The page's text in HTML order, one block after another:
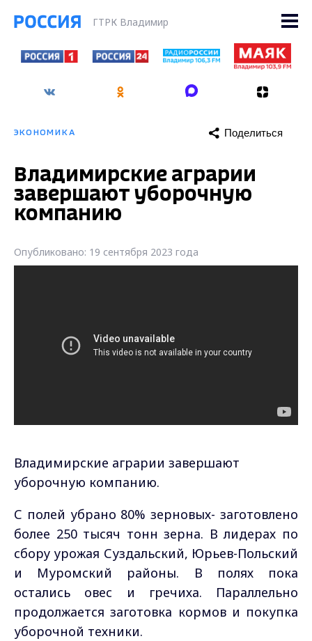
ГТРК Владимир
ЭКОНОМИКА Поделиться
Владимирские аграрии
завершают уборочную
компанию
Опубликовано: 19 сентября 2023 года
Владимирские аграрии завершают
уборочную компанию.
С полей убрано 80% зерновых- заготовлено
более 250 тысяч тонн зерна. В лидерах по
сбору урожая Суздальский, Юрьев-Польский
и Муромский районы. В полях пока
остались овес и гречиха. Параллельно
продолжается заготовка кормов и покупка
уборочной техники.